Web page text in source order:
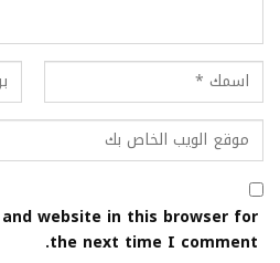
website in this browser for
the next time I comment.